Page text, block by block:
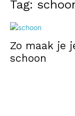
Tag:
Zo maak je
schoon